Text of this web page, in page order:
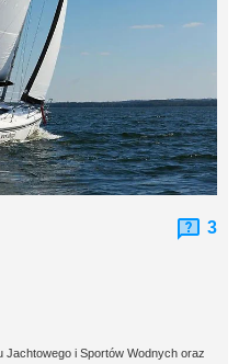
3
Jachtowego i Sportów Wodnych oraz